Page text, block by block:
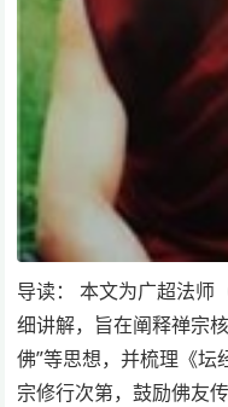
导读： 本文为广超法师
细讲解，旨在阐释禅宗
佛”等思想，并梳理《
宗修行次第，鼓励佛友